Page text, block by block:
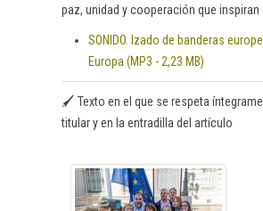
paz, unidad y cooperación que
SONIDO.
Izado de banderas
Europa (MP3 - 2,23 MB)
🖌️ Texto en el que se respeta
titular y en la entradilla del artículo